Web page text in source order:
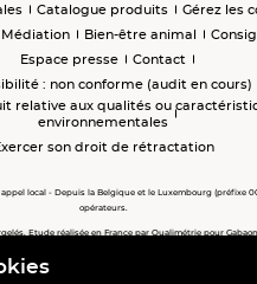
Catalogue produits
Gérez les
Médiation Bien-être animal
Espace presse
Contact
: non conforme (audit en cours)
relative aux qualités ou
environnementales
son droit de rétractation
local - Depuis la Belgique et le Luxembourg (préfixe
opérateurs.
Etude réalisée en France par Qualimétrie pour
Meilleur e-commerçant, Meilleure relation clients :